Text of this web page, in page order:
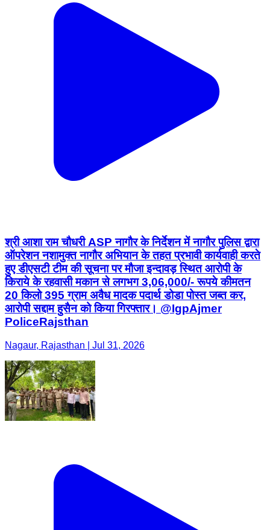
श्री आशा राम चौधरी ASP नागौर के निर्देशन में नागौर पुलिस द्वारा
ऑपरेशन नशामुक्त नागौर अभियान के तहत प्रभावी कार्यवाही करते
हुए डीएसटी टीम की सूचना पर मौजा इन्दावड़ स्थित आरोपी के
किराये के रहवासी मकान से लगभग 3,06,000/- रूपये कीमतन
20 किलो 395 ग्राम अवैध मादक पदार्थ डोडा पोस्त जब्त कर,
आरोपी सद्दाम हुसैन को किया गिरफ्तार। @IgpAjmer
PoliceRajsthan
Nagaur, Rajasthan | Jul 31, 2026